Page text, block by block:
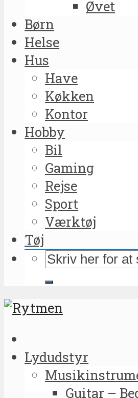
Øvet
Børn
Helse
Hus
Have
Køkken
Kontor
Hobby
Bil
Gaming
Rejse
Sport
Værktøj
Tøj
Lydudstyr
Guitar –